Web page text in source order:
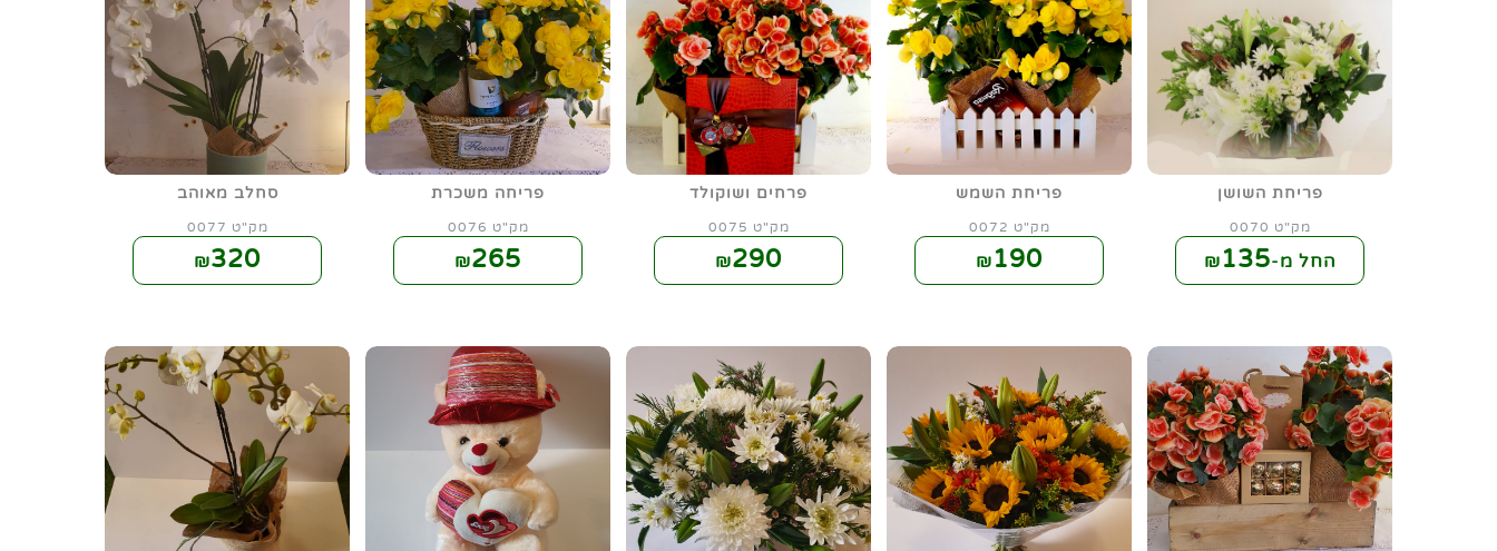
פריחת השושן
מק"ט 0070
החל מ-₪135
פריחת השמש
מק"ט 0072
₪ 190
פרחים ושוקולד
מק"ט 0075
₪290
פריחה משכרת
מק"ט 0076
₪265
סחלב מאוהב
מק"ט 0077
₪320